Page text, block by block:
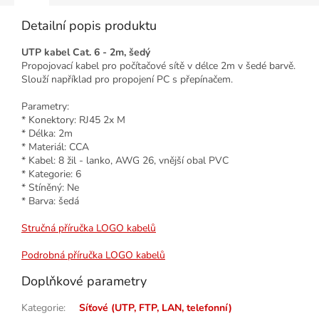
Detailní popis produktu
UTP kabel Cat. 6 - 2m, šedý
Propojovací kabel pro počítačové sítě v délce 2m v šedé barvě.
Slouží například pro propojení PC s přepínačem.
Parametry:
* Konektory: RJ45 2x M
* Délka: 2m
* Materiál: CCA
* Kabel: 8 žil - lanko, AWG 26, vnější obal PVC
* Kategorie: 6
* Stíněný: Ne
* Barva: šedá
Stručná příručka LOGO kabelů
Podrobná příručka LOGO kabelů
Doplňkové parametry
Kategorie:
Síťové (UTP, FTP, LAN, telefonní)